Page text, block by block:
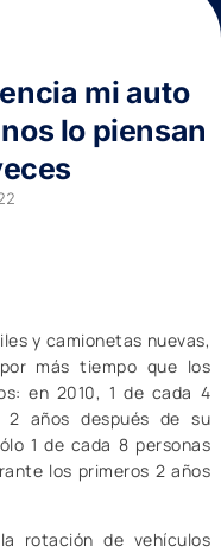
mi auto
lo piensan
y camionetas nuevas,
más tiempo que los
en 2010, 1 de cada 4
2 años después de su
1 de cada 8 personas
los primeros 2 años
rotación de vehículos